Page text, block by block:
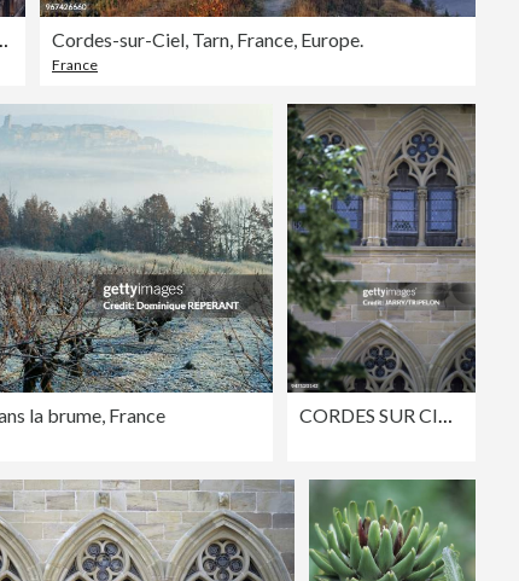
Europe. Cordes-sur-Ciel, Tarn, France, Europe.
France
la brume, France CORDES SUR CIEL, TARN, FRANCE